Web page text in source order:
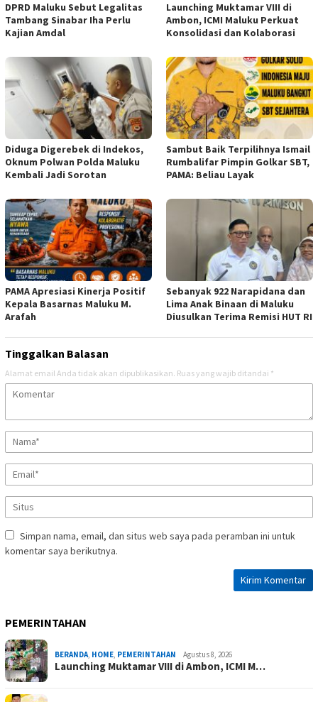
DPRD Maluku Sebut Legalitas
Tambang Sinabar Iha Perlu
Kajian Amdal
Launching Muktamar VIII di
Ambon, ICMI Maluku Perkuat
Konsolidasi dan Kolaborasi
Diduga Digerebek di Indekos,
Oknum Polwan Polda Maluku
Kembali Jadi Sorotan
Sambut Baik Terpilihnya Ismail
Rumbalifar Pimpin Golkar SBT,
PAMA: Beliau Layak
PAMA Apresiasi Kinerja Positif
Kepala Basarnas Maluku M.
Arafah
Sebanyak 922 Narapidana dan
Lima Anak Binaan di Maluku
Diusulkan Terima Remisi HUT RI
Tinggalkan Balasan
Alamat email Anda tidak akan dipublikasikan. Ruas yang wajib ditandai *
Simpan nama, email, dan situs web saya pada peramban ini untuk
komentar saya berikutnya.
PEMERINTAHAN
BERANDA, HOME, PEMERINTAHAN Agustus 8, 2026
Launching Muktamar VIII di Ambon, ICMI M…